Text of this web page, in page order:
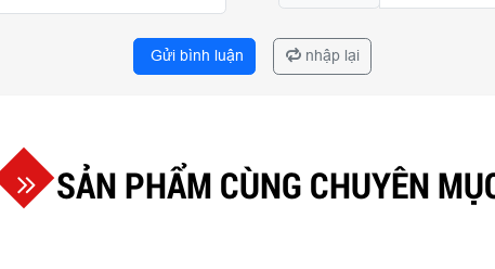
Gửi bình luận nhập lại
SẢN PHẨM CÙNG CHUYÊN